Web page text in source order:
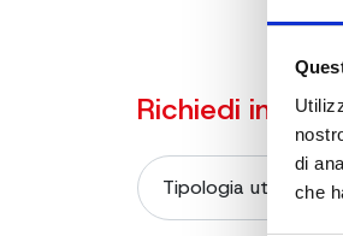
di
che
Richiedi